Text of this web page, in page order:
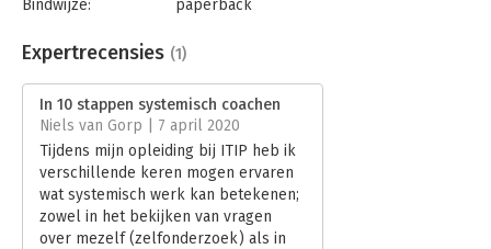
Bindwijze:
paperback
Uitgever:
Expertboek (CB)
Verschijningsdatum:
10-1-2020
Hoofdrubriek:
Coaching en trainen
Serie:
10 stappen boekenserie
Expertrecensies (1)
In 10 stappen systemisch coachen
Niels van Gorp | 7 april 2020
Tijdens mijn opleiding bij ITIP heb ik
verschillende keren mogen ervaren
wat systemisch werk kan betekenen;
zowel in het bekijken van vragen
over mezelf (zelfonderzoek) als in